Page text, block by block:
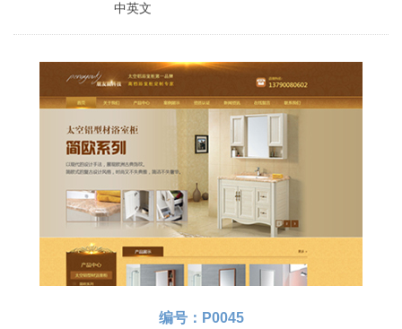
中英文
编号：P0045